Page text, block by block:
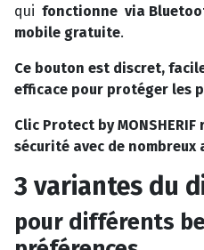
qui fonctionne via
mobile gratuite.
Ce bouton est discret,
efficace pour protéger les
Clic Protect by
sécurité avec de nombreux
3 variantes du
pour différents